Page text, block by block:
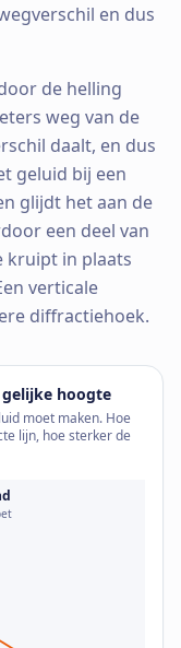
en dus
de helling
weg van de
daalt, en dus
geluid bij een
glijdt het aan de
een deel van
kruipt in plaats
verticale
diffractiehoek.
hoogte
moet maken. Hoe
lijn, hoe sterker de